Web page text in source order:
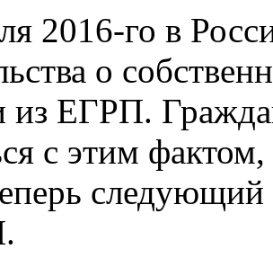
2016-го в
о
из ЕГРП.
с этим